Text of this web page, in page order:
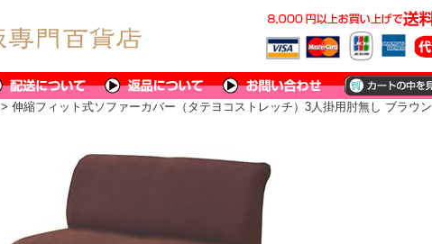
> 伸縮フィット式ソファーカバー（タテヨコストレッチ）3人掛用肘無し ブラウン